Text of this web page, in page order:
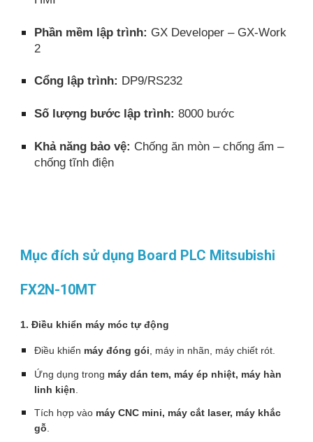
Phần mềm lập trình: GX Developer – GX-Work
2
Cổng lập trình: DP9/RS232
Số lượng bước lập trình:8000 bước
Khả năng bảo vệ: Chống ăn mòn – chống ẩm –
chống tĩnh điện
Mục đích sử dụng Board PLC Mitsubishi
FX2N-10MT
1. Điều khiển máy móc tự động
Điều khiển máy đóng gói , máy in nhãn, máy chiết rót.
Ứng dụng trong máy dán tem, máy ép nhiệt, máy hàn
linh kiện
Tích hợp vào máy CNC mini, máy cắt laser, máy khắc
gỗ.